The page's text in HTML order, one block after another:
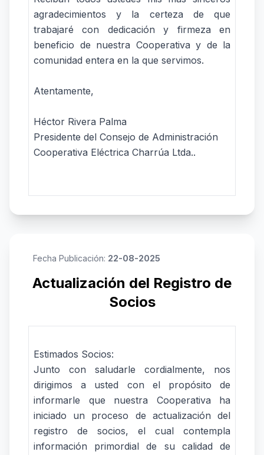
agradecimientos y la certeza de que
trabajaré con dedicación y firmeza en
beneficio de nuestra Cooperativa y de la
comunidad entera en la que servimos.
Atentamente,
Héctor Rivera Palma
Presidente del Consejo de Administración
Cooperativa Eléctrica Charrúa Ltda..
Fecha Publicación: 22-08-2025
Actualización del Registro de
Socios
Estimados Socios:
Junto con saludarle cordialmente, nos
dirigimos a usted con el propósito de
informarle que nuestra Cooperativa ha
iniciado un proceso de actualización del
registro de socios, el cual contempla
información primordial de su calidad de